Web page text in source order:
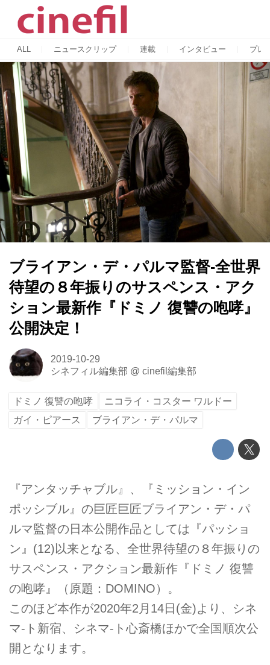
ALL ニュースクリップ 連載 インタビュー プレ
ブライアン・デ・パルマ監督-全世界
待望の８年振りのサスペンス・アク
ション最新作『ドミノ 復讐の咆哮』
公開決定！
2019-10-29
シネフィル編集部 @ cinefil編集部
ドミノ 復讐の咆哮
ニコライ・コスター ワルドー
ガイ・ピアース
ブライアン・デ・パルマ
『アンタッチャブル』、『ミッション・イン
ポッシブル』の巨匠巨匠ブライアン・デ・パ
ルマ監督の日本公開作品としては『パッショ
ン』(12)以来となる、全世界待望の８年振りの
サスペンス・アクション最新作『ドミノ 復讐
の咆哮』（原題：DOMINO）。
このほど本作が2020年2月14日(金)より、シネ
マ-ト新宿、シネマ-ト心斎橋ほかで全国順次公
開となります。